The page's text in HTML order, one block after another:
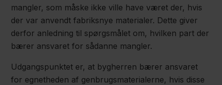
mangler, som måske ikke ville have været der, hvis
der var anvendt fabriksnye materialer. Dette giver
derfor anledning til spørgsmålet om, hvilken part der
bærer ansvaret for sådanne mangler.
Udgangspunktet er, at bygherren bærer ansvaret
for egnetheden af genbrugsmaterialerne, hvis disse